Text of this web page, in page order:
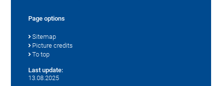
Page options
Sitemap
Picture credits
To top
Last update:
13.08.2025